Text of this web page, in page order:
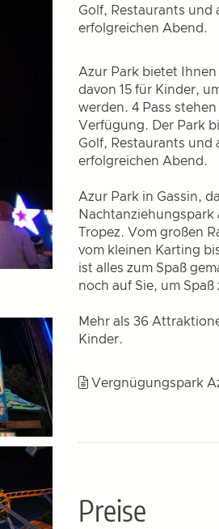
Golf, Restaurants und
erfolgreichen Abend.
Azur Park bietet
davon 15 für Kinder,
werden. 4 Pass
Verfügung. Der Park
Golf, Restaurants und
erfolgreichen Abend.
Azur Park in Gassin,
Nachtanziehungspark
Tropez. Vom großen
vom kleinen Karting
ist alles zum Spaß
noch auf Sie, um Spaß
Mehr als 36
Kinder.
Vergnügungspark
Preise